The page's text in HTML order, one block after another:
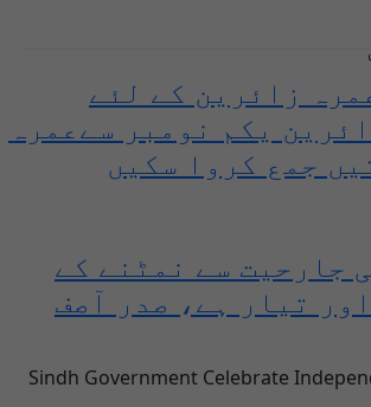
زائرین کے لئے
یکم نومبر سےعمرہ
جمع کروا سکیں
جارحیت سے نمٹنے کے
تیار ہے، صدر آصف